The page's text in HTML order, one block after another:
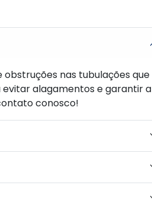
nas tubulações que
evitar alagamentos e garantir a
conosco!